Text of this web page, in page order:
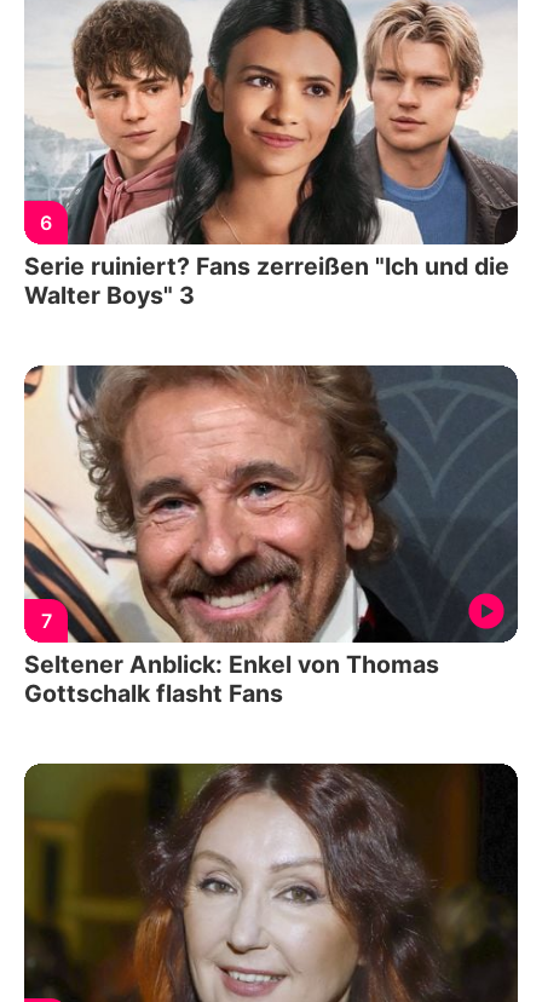
6
Serie ruiniert? Fans zerreißen "Ich und die
Walter Boys" 3
7
Seltener Anblick: Enkel von Thomas
Gottschalk flasht Fans